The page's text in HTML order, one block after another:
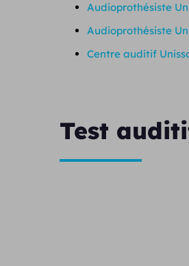
Audioprothésiste
Audioprothésiste
Centre auditif
Test